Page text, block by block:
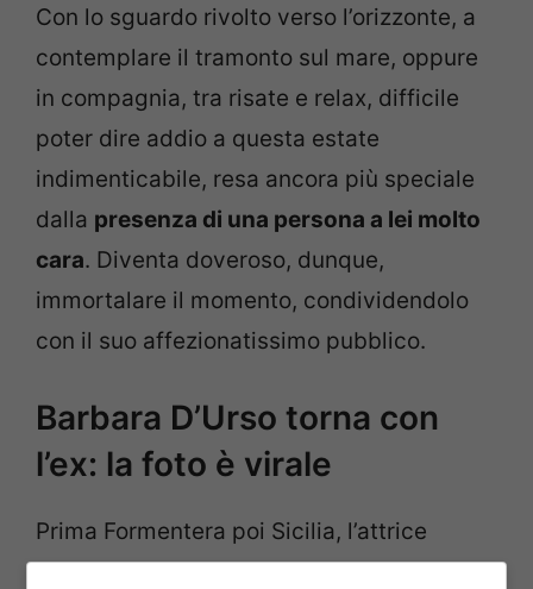
Con lo sguardo rivolto verso l’orizzonte, a
contemplare il tramonto sul mare, oppure
in compagnia, tra risate e relax, difficile
poter dire addio a questa estate
indimenticabile, resa ancora più speciale
dalla presenza di una persona a lei molto
cara. Diventa doveroso, dunque,
immortalare il momento, condividendolo
con il suo affezionatissimo pubblico.
Barbara D’Urso torna con
l’ex: la foto è virale
Prima Formentera poi Sicilia, l’attrice
partenopea è una viaggiatrice